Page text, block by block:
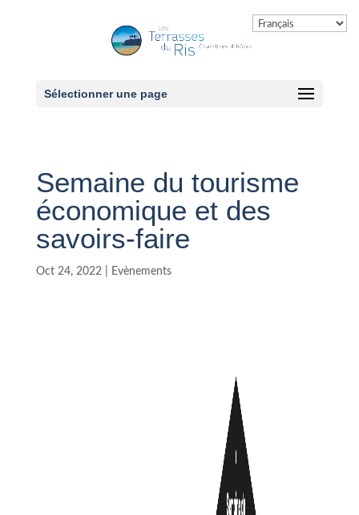
Sélectionner une page
Semaine du tourisme
économique et des
savoirs-faire
Oct 24, 2022| Evènements